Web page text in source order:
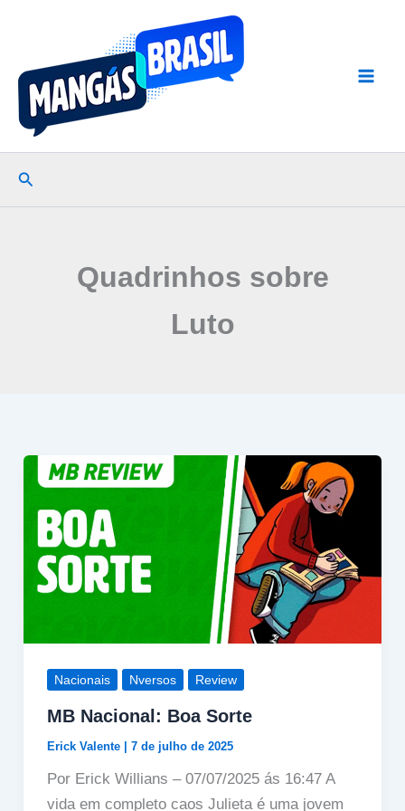
conteúdo
Pesquisar
Quadrinhos sobre
Luto
Nacionais Nversos Review
MB Nacional: Boa Sorte
Erick Valente 7 de julho de 2025
Por Erick Willians – 07/07/2025 ás 16:47 A
vida em completo caos Julieta é uma jovem